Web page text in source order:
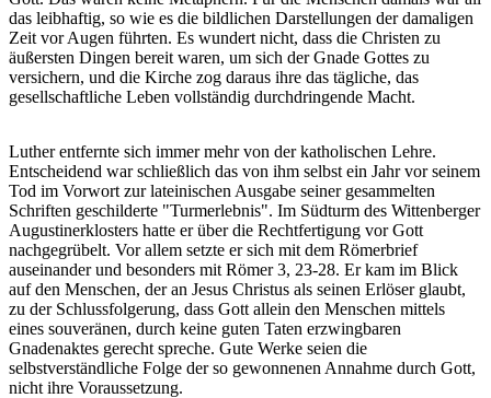
das leibhaftig, so wie es die bildlichen Darstellungen der damaligen
Zeit vor Augen führten. Es wundert nicht, dass die Christen zu
äußersten Dingen bereit waren, um sich der Gnade Gottes zu
versichern, und die Kirche zog daraus ihre das tägliche, das
gesellschaftliche Leben vollständig durchdringende Macht.
Luther entfernte sich immer mehr von der katholischen Lehre.
Entscheidend war schließlich das von ihm selbst ein Jahr vor seinem
Tod im Vorwort zur lateinischen Ausgabe seiner gesammelten
Schriften geschilderte "Turmerlebnis". Im Südturm des Wittenberger
Augustinerklosters hatte er über die Rechtfertigung vor Gott
nachgegrübelt. Vor allem setzte er sich mit dem Römerbrief
auseinander und besonders mit Römer 3, 23-28. Er kam im Blick
auf den Menschen, der an Jesus Christus als seinen Erlöser glaubt,
zu der Schlussfolgerung, dass Gott allein den Menschen mittels
eines souveränen, durch keine guten Taten erzwingbaren
Gnadenaktes gerecht spreche. Gute Werke seien die
selbstverständliche Folge der so gewonnenen Annahme durch Gott,
nicht ihre Voraussetzung.